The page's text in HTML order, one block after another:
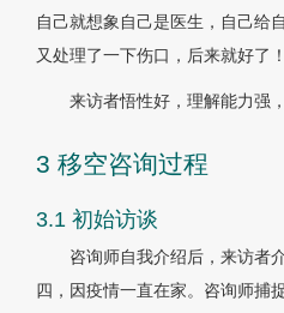
自己就想象自己是医生，自己给
又处理了一下伤口，后来就好了！
来访者悟性好，理解能力强
3 移空咨询过程
3.1 初始访谈
咨询师自我介绍后，来访者
四，因疫情一直在家。咨询师捕